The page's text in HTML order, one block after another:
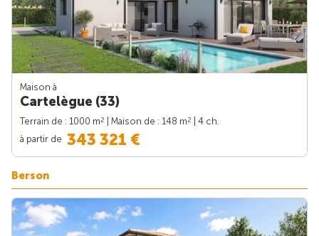
Maison à
Cartelègue (33)
Terrain de : 1000 m2 | Maison de : 148 m2
| 4 ch.
à partir de 343 321 €
Berson